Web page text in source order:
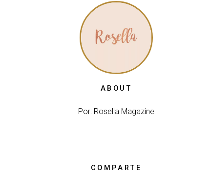
ABOUT
Por: Rosella Magazine
COMPARTE